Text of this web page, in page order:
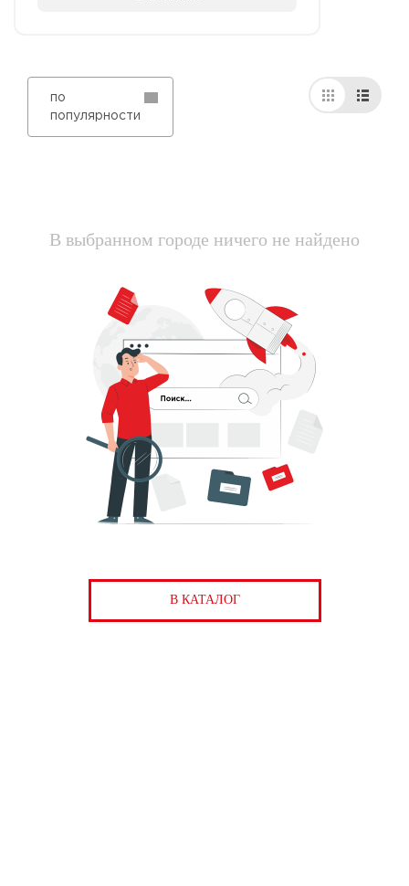
по
популярности
В выбранном городе ничего не найдено
В КАТАЛОГ